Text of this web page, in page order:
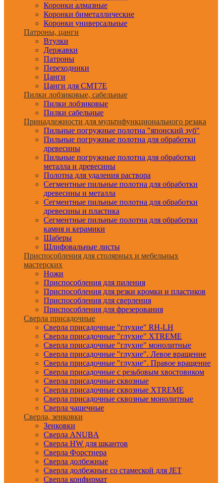
Коронки алмазные
Коронки биметаллические
Коронки универсальные
Патроны, цанги
Втулки
Державки
Патроны
Переходники
Цанги
Цанги для CMT7E
Пилки лобзиковые, сабельные
Пилки лобзиковые
Пилки сабельные
Принадлежности для мультифункционального резака
Пильные погружные полотна "японский зуб"
Пильные погружные полотна для обработки
древесины
Пильные погружные полотна для обработки
металла и древесины
Полотна для удаления раствора
Сегментные пильные полотна для обработки
древесины и металла
Сегментные пильные полотна для обработки
древесины и пластика
Сегментные пильные полотна для обработки
камня и керамики
Шаберы
Шлифовальные листы
Приспособления для столярных и мебельных
мастерских
Ножи
Приспособления для пиления
Приспособления для резки кромки и пластиков
Приспособления для сверления
Приспособления для фрезерования
Сверла присадочные
Сверла присадочные "глухие" RH-LH
Сверла присадочные "глухие" XTREME
Сверла присадочные "глухие" монолитные
Сверла присадочные "глухие". Левое вращение
Сверла присадочные "глухие". Правое вращение
Сверла присадочные с резьбовым хвостовиком
Сверла присадочные сквозные
Сверла присадочные сквозные XTREME
Сверла присадочные сквозные монолитные
Сверла чашечные
Сверла, зенковки
Зенковки
Сверла ANUBA
Сверла HW для шкантов
Сверла Форстнера
Сверла долбежные
Сверла долбежные со стамеской для JET
Сверла конфирмат